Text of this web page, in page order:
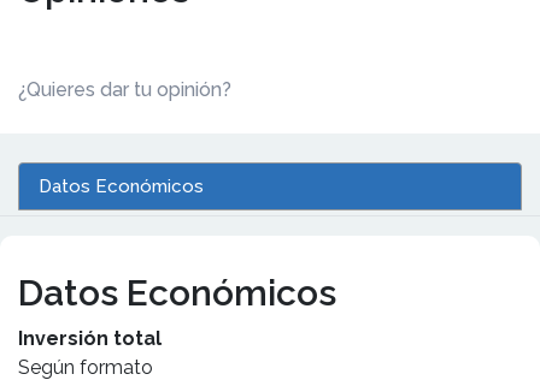
¿Quieres dar tu opinión?
Datos Económicos
Datos Económicos
Inversión total
Según formato